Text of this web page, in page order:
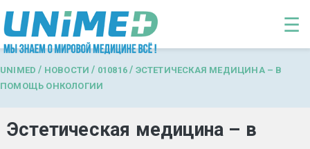
Перейти к основному содержанию
☰
UNIMED / НОВОСТИ / 010816 / ЭСТЕТИЧЕСКАЯ МЕДИЦИНА – В
ПОМОЩЬ ОНКОЛОГИИ
Эстетическая медицина – в